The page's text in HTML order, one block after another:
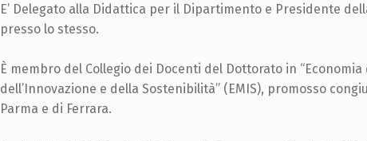
E’ Delegato alla Didattica per il Dipartimento e Presidente
presso lo stesso.
È membro del Collegio dei Docenti del Dottorato in
dell’Innovazione e della Sostenibilità” (EMIS), promosso
Parma e di Ferrara.​